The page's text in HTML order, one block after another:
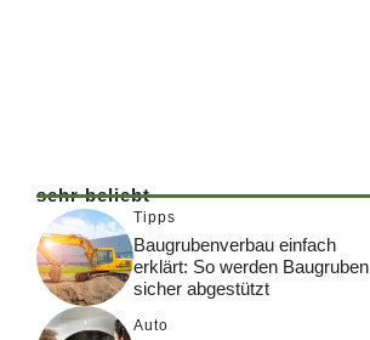
sehr beliebt
Tipps
Baugrubenverbau einfach
erklärt: So werden Baugruben
sicher abgestützt
Auto